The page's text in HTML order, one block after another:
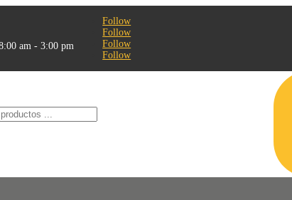
am - 3:00 pm
Follow
Follow
Follow
Follow